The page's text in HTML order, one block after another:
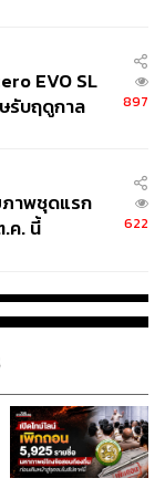
4.0K
EVO SL
รับฤดูกาล
897
ภาพชุดแรก
ค. นี้
622